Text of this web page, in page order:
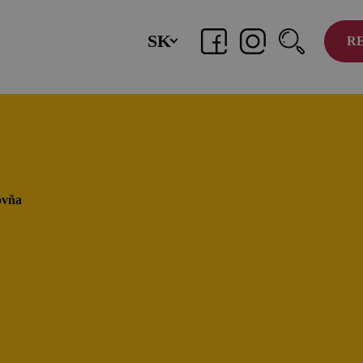
SK
TOP zážitky